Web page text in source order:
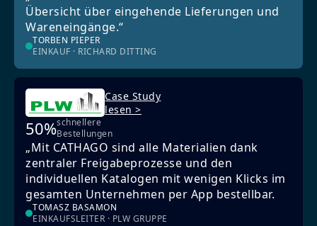
Übersicht über eingehende Lieferungen und
Wareneingänge.“
TORBEN PIEPER
EINKAUF · RICHARD DITTING
Case Study
lesen >
50%schnellere
Bestellungen
„Mit CATHAGO sind alle Materialien dank
zentraler Freigabeprozesse und den
individuellen Katalogen mit wenigen Klicks im
gesamten Unternehmen per App bestellbar.
TOMASZ BASAMON
EINKAUFSLEITER · PLW GRUPPE